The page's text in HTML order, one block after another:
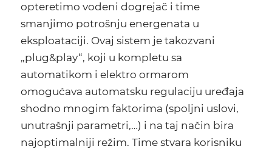
opteretimo vodeni dogrejač i time
smanjimo potrošnju energenata u
eksploataciji. Ovaj sistem je takozvani
„plug&play“, koji u kompletu sa
automatikom i elektro ormarom
omogućava automatsku regulaciju uređaja
shodno mnogim faktorima (spoljni uslovi,
unutrašnji parametri,…) i na taj način bira
najoptimalniji režim. Time stvara korisniku